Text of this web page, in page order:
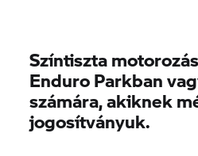
Színtiszta
Enduro Parkban
számára, akiknek
jogosítványuk.